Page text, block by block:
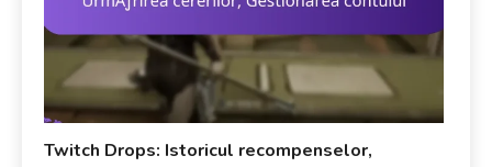
Twitch Drops: Istoricul recompenselor,